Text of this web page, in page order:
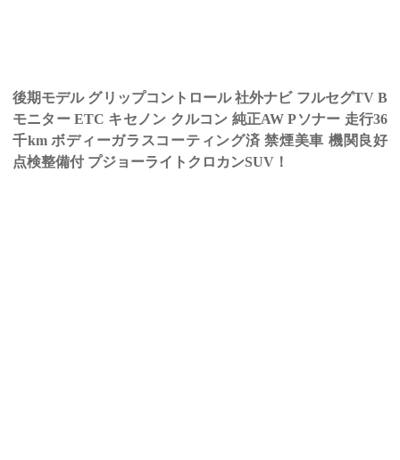
後期モデル グリップコントロール 社外ナビ フルセグTV B
モニター ETC キセノン クルコン 純正AW Pソナー 走行36
千km ボディーガラスコーティング済 禁煙美車 機関良好
点検整備付 プジョーライトクロカンSUV！